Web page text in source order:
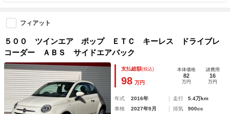
フィアット
５００ ツインエア ポップ ＥＴＣ キーレス ドライブレ
コーダー ＡＢＳ サイドエアバック
支払総額(税込)
98 万円
本体価格
82
万円
諸費用
16
万円
年式 2016年 走行
5.4万km
車検
2027年9月 排気
900cc